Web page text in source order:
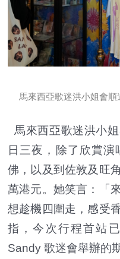
馬來西亞歌迷洪小姐會
馬來西亞歌迷洪小
日三夜，除了欣賞
佛，以及到佐敦及旺
萬港元。她笑言：「
想趁機四圍走，感受
指，今次行程首站
Sandy 歌迷會舉辦的